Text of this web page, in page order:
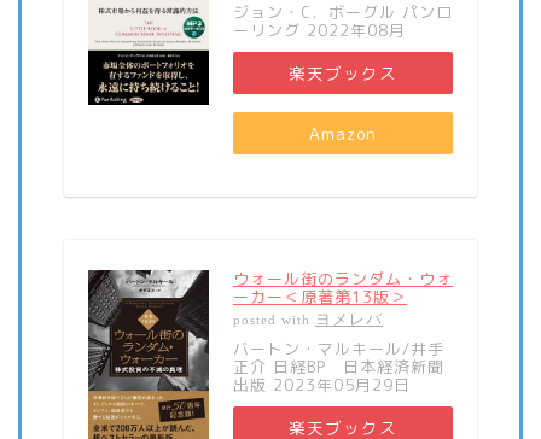
ジョン・C．ボーグル パンロ
ーリング 2022年08月
楽天ブックス
Amazon
ウォール街のランダム・ウォ
ーカー＜原著第13版＞
posted with ヨメレバ
バートン・マルキール/井手
正介 日経BP 日本経済新聞
出版 2023年05月29日
楽天ブックス